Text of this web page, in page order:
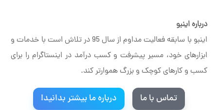
درباره اینبو
اینبو با سابقه فعالیت مداوم از سال 95 در تلاش است با خدمات و
ابزارهای خود، مسیر پیشرفت و کسب درآمد در اینستاگرام را برای
کسب و کارهای کوچک و بزرگ هموارتر کند.
تماس با ما درباره ما بیشتر بدانید!